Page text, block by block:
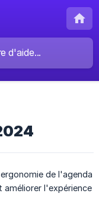
de l'agenda
l'expérience